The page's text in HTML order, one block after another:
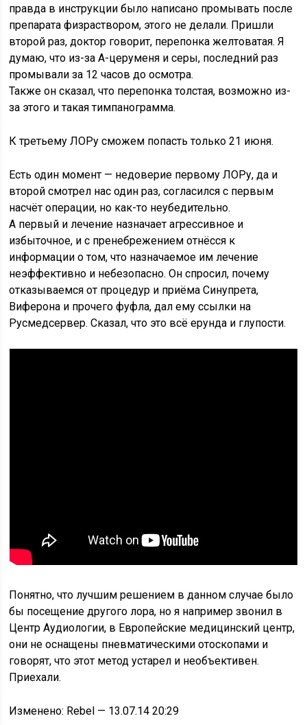
правда в инструкции было написано промывать после
препарата физраствором, этого не делали. Пришли
второй раз, доктор говорит, перепонка желтоватая. Я
думаю, что из-за А-церуменя и серы, последний раз
промывали за 12 часов до осмотра.
Также он сказал, что перепонка толстая, возможно из-
за этого и такая тимпанограмма.
К третьему ЛОРу сможем попасть только 21 июня.
Есть один момент — недоверие первому ЛОРу, да и
второй смотрел нас один раз, согласился с первым
насчёт операции, но как-то неубедительно.
А первый и лечение назначает агрессивное и
избыточное, и с пренебрежением отнёсся к
информации о том, что назначаемое им лечение
неэффективно и небезопасно. Он спросил, почему
отказываемся от процедур и приёма Синупрета,
Виферона и прочего фуфла, дал ему ссылки на
Русмедсервер. Сказал, что это всё ерунда и глупости.
Понятно, что лучшим решением в данном случае было
бы посещение другого лора, но я например звонил в
Центр Аудиологии, в Европейские медицинский центр,
они не оснащены пневматическими отоскопами и
говорят, что этот метод устарел и необъективен.
Приехали.
Изменено: Rebel — 13.07.14 20:29